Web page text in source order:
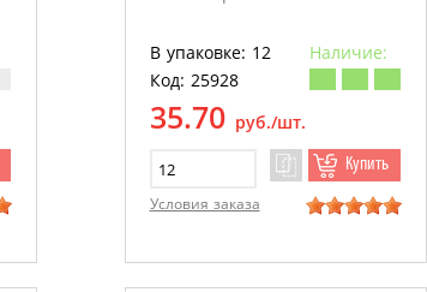
В упаковке: 12
Наличие:
Код: 25928
35.70 руб./шт.
Купить
Условия заказа